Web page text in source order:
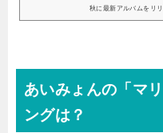
秋に最新アルバムをリ
dismが大好きな私が、
あいみょんの「マ
ングは？